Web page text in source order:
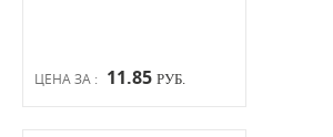
ЦЕНА ЗА : 11.85 РУБ.